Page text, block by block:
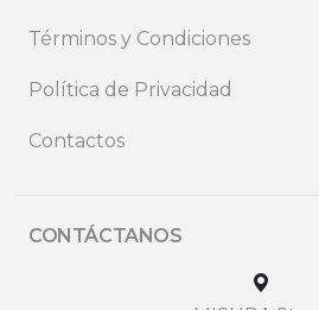
Términos y Condiciones
Política de Privacidad
Contactos
CONTÁCTANOS